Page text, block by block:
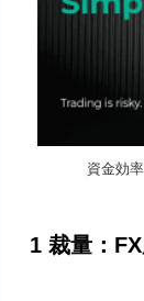
資金効
1 裁量：